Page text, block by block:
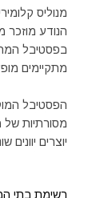
הנודע מוזכר
מתקיימים
הפסטיבל
מסורתיות של
יוצרים יוונים
רשימת בתי